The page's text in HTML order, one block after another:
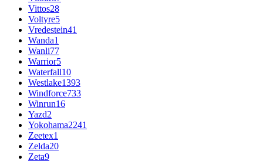
Vittos28
Voltyre5
Vredestein41
Wanda1
Wanli77
Warrior5
Waterfall10
Westlake1393
Windforce733
Winrun16
Yazd2
Yokohama2241
Zeetex1
Zelda20
Zeta9